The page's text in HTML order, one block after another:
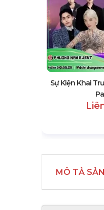
Sự Kiện Khai
MÔ TẢ